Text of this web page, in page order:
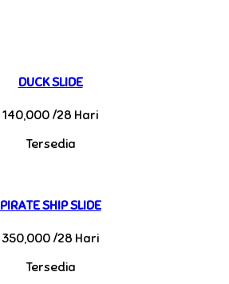
DUCK SLIDE
140,000 /28 Hari
Tersedia
PIRATE SHIP SLIDE
350,000 /28 Hari
Tersedia